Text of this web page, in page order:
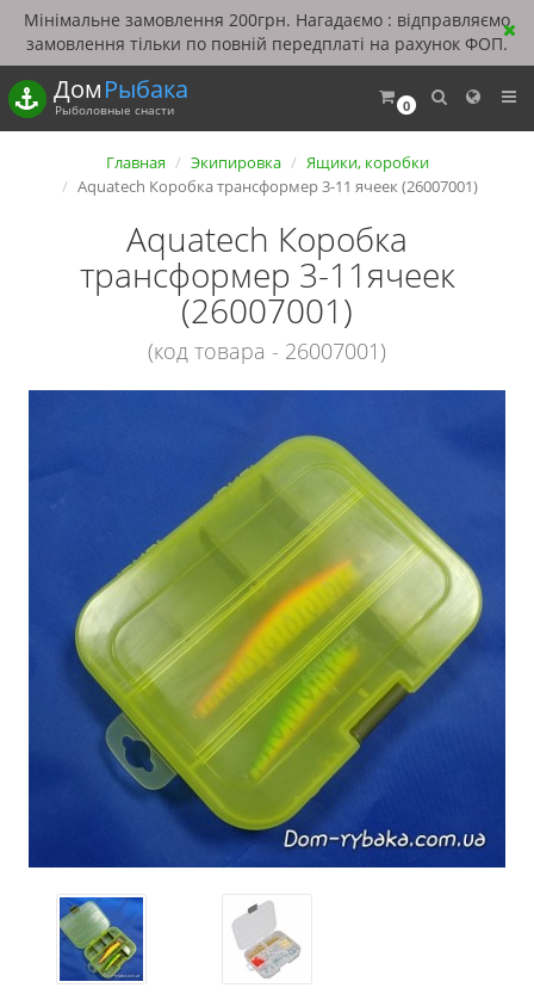
Мінімальне замовлення 200грн. Нагадаємо : відправляємо
замовлення тільки по повній передплаті на рахунок ФОП.
0
ДомРыбака
Рыболовные снасти
Главная Экипировка
Ящики, коробки
Aquatech Коробка трансформер 3-11 ячеек (26007001)
Aquatech Коробка
трансформер 3-11ячеек
(26007001)
(код товара - 26007001)